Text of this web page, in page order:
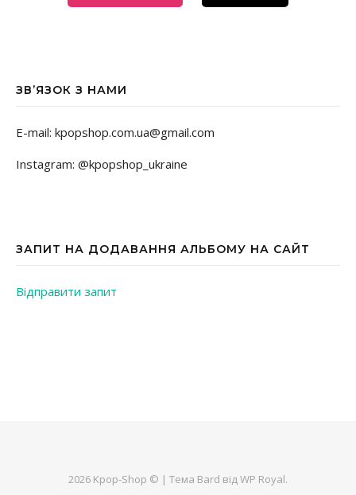
ЗВ’ЯЗОК З НАМИ
E-mail: kpopshop.com.ua@gmail.com
Instagram: @kpopshop_ukraine
ЗАПИТ НА ДОДАВАННЯ АЛЬБОМУ НА САЙТ
Відправити запит
2026 Kpop-Shop © | Тема Bard відWP Royal.